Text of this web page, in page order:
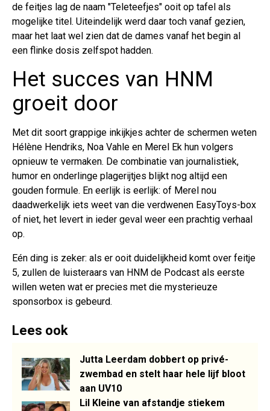
de feitjes lag de naam "Teleteefjes" ooit op tafel als
mogelijke titel. Uiteindelijk werd daar toch vanaf gezien,
maar het laat wel zien dat de dames vanaf het begin al
een flinke dosis zelfspot hadden.
Het succes van HNM
groeit door
Met dit soort grappige inkijkjes achter de schermen weten
Hélène Hendriks, Noa Vahle en Merel Ek hun volgers
opnieuw te vermaken. De combinatie van journalistiek,
humor en onderlinge plagerijtjes blijkt nog altijd een
gouden formule. En eerlijk is eerlijk: of Merel nou
daadwerkelijk iets weet van die verdwenen EasyToys-box
of niet, het levert in ieder geval weer een prachtig verhaal
op.
Eén ding is zeker: als er ooit duidelijkheid komt over feitje
5, zullen de luisteraars van HNM de Podcast als eerste
willen weten wat er precies met die mysterieuze
sponsorbox is gebeurd.
Lees ook
Jutta Leerdam dobbert op privé-
zwembad en stelt haar hele lijf bloot
aan UV10
Lil Kleine van afstandje stiekem